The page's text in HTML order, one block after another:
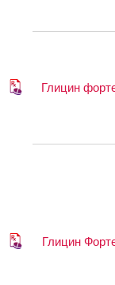
Глицин
Глицин